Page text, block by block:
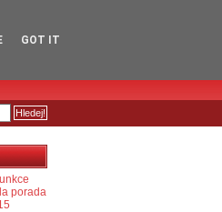
porada
GOT IT